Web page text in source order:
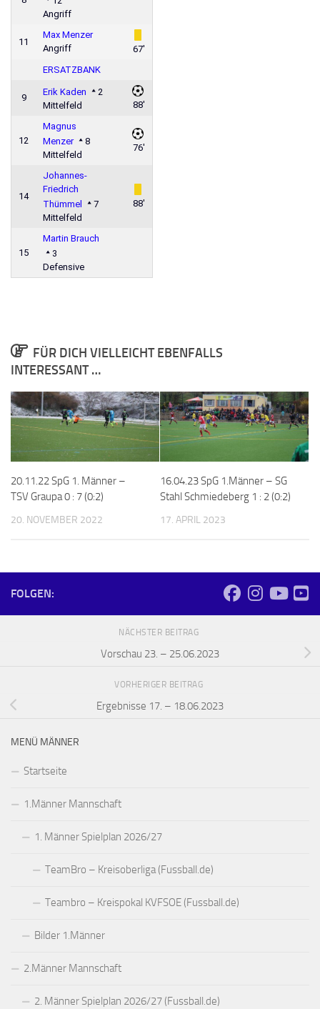
Angriff
11
Max Menzer
Angriff
67'
ERSATZBANK
9
Erik Kaden
2
Mittelfeld
88'
12
Magnus
Menzer
8
Mittelfeld
76'
14
Johannes-
Friedrich
Thümmel
7
Mittelfeld
88'
15
Martin Brauch
3
Defensive
FÜR DICH VIELLEICHT EBENFALLS
INTERESSANT …
20.11.22 SpG 1. Männer –
TSV Graupa 0 : 7 (0:2)
20. NOVEMBER 2022
16.04.23 SpG 1.Männer – SG
Stahl Schmiedeberg 1 : 2 (0:2)
17. APRIL 2023
FOLGEN:
NÄCHSTER BEITRAG
Vorschau 23. – 25.06.2023
VORHERIGER BEITRAG
Ergebnisse 17. – 18.06.2023
MENÜ MÄNNER
Startseite
1.Männer Mannschaft
1. Männer Spielplan 2026/27
TeamBro – Kreisoberliga (Fussball.de)
Teambro – Kreispokal KVFSOE (Fussball.de)
Bilder 1.Männer
2.Männer Mannschaft
2. Männer Spielplan 2026/27 (Fussball.de)